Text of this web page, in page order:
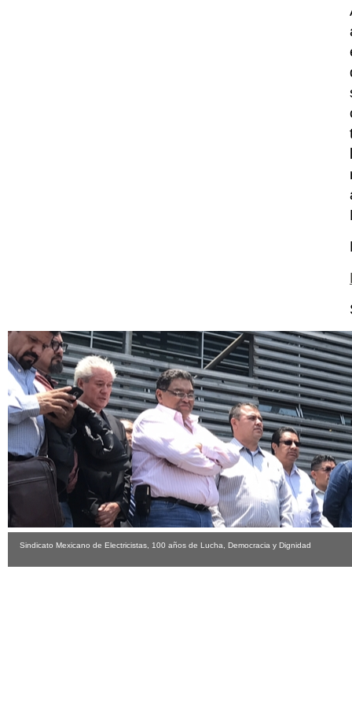
Sindicato Mexicano de Electricistas, 100 años de Lucha, Democracia y Dignidad